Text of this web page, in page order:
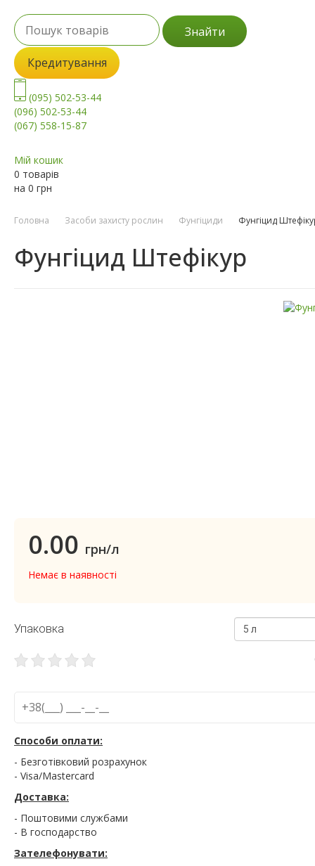
Знайти
Кредитування
(095) 502-53-44
(096) 502-53-44
(067) 558-15-87
Мій кошик
0 товарів
на 0 грн
Головна Засоби захисту рослин Фунгіциди Фунгіцид
Фунгіцид Штефікур
0.00 грн/л
Немає в наявності
Упаковка 5 л
Способи оплати:
- Безготівковий розрахунок
- Visa/Mastercard
Доставка:
- Поштовими службами
- В господарство
Зателефонувати: